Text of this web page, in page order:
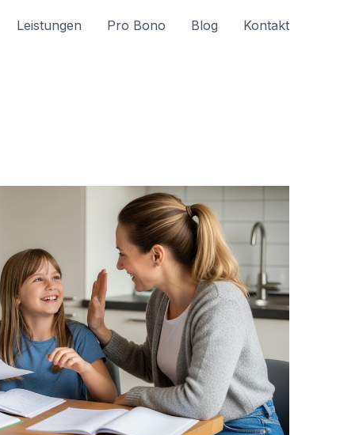
Leistungen Pro Bono Blog Kontakt